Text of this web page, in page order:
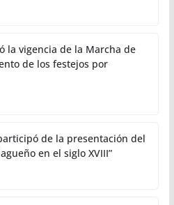
la vigencia de la Marcha de
de los festejos por
de la presentación del
en el siglo XVIII”